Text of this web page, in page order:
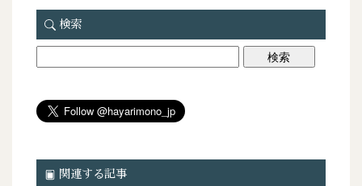
検索
関連する記事